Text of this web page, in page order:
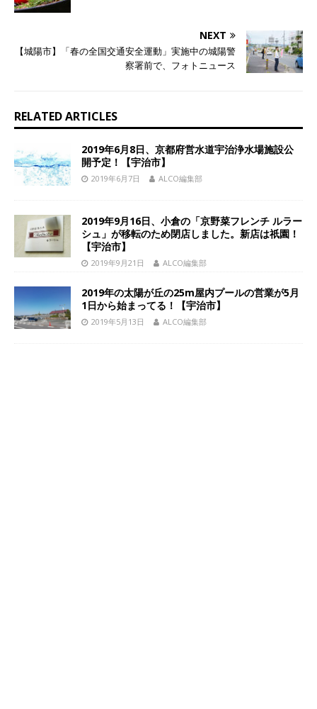
NEXT
【城陽市】「春の全国交通安全運動」実施中の城陽警
察署前で、フォトニュース
RELATED ARTICLES
2019年6月8日、京都府営水道宇治浄水場施設公
開予定！【宇治市】
2019年6月7日 ALCO編集部
2019年9月16日、小倉の「京野菜フレンチ ルラー
シュ」が移転のため閉店しました。新店は祇園！
【宇治市】
2019年9月21日 ALCO編集部
2019年の太陽が丘の25m屋内プールの営業が5月
1日から始まってる！【宇治市】
2019年5月13日 ALCO編集部